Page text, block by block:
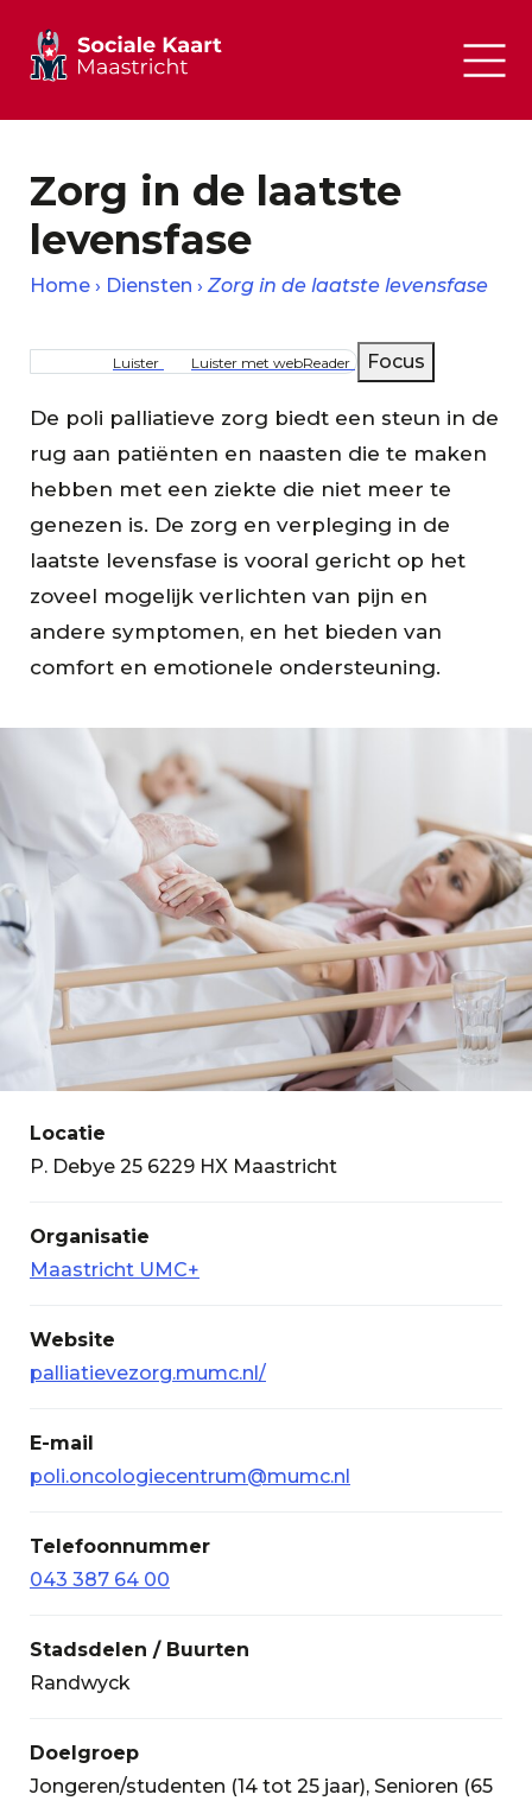
Zorg in de laatste
levensfase
Kruimelpad
Home Diensten Zorg in de laatste levensfase
Luister Luister met webReader Focus
De poli palliatieve zorg biedt een steun in de
rug aan patiënten en naasten die te maken
hebben met een ziekte die niet meer te
genezen is. De zorg en verpleging in de
laatste levensfase is vooral gericht op het
zoveel mogelijk verlichten van pijn en
andere symptomen, en het bieden van
comfort en emotionele ondersteuning.
Locatie
P. Debye 25 6229 HX Maastricht
Organisatie
Maastricht UMC+
Website
palliatievezorg.mumc.nl/
E-mail
poli.oncologiecentrum@mumc.nl
Telefoonnummer
043 387 64 00
Stadsdelen / Buurten
Randwyck
Doelgroep
Jongeren/studenten (14 tot 25 jaar), Senioren (65